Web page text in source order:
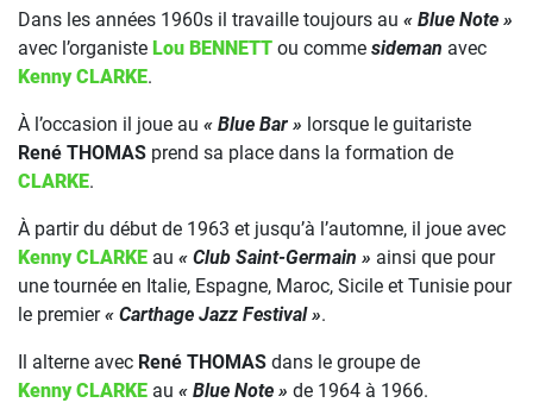
Dans les années 1960s il travaille toujours au « Blue Note »
avec l’organiste Lou BENNETT ou comme sideman avec
Kenny CLARKE.
À l’occasion il joue au « Blue Bar » lorsque le guitariste
René THOMAS prend sa place dans la formation de
CLARKE.
À partir du début de 1963 et jusqu’à l’automne, il joue avec
Kenny CLARKE au « Club Saint-Germain » ainsi que pour
une tournée en Italie, Espagne, Maroc, Sicile et Tunisie pour
le premier« Carthage Jazz Festival ».
Il alterne avec René THOMAS dans le groupe de
Kenny CLARKE au « Blue Note » de 1964 à 1966.